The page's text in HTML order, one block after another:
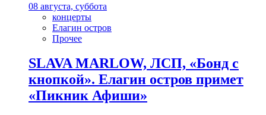
08 августа, суббота
концерты
Елагин остров
Прочее
SLAVA MARLOW, ЛСП, «Бонд с
кнопкой». Елагин остров примет
«Пикник Афиши»